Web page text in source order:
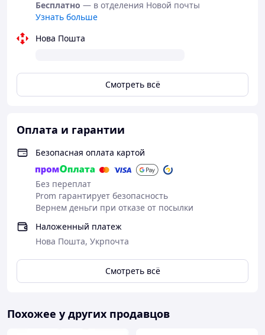
*Предоплата не требуется;
*Заказ можно оформить через
Viber/WhatsApp/Telegram
*Полная анонимность 100%.
Бесплатно — в отделения Новой почты
Узнать больше
Нова Пошта
Смотреть всё
Оплата и гарантии
Безопасная оплата картой
Без переплат
Prom гарантирует безопасность
Вернем деньги при отказе от посылки
Наложенный платеж
Нова Пошта, Укрпочта
Смотреть всё
Похожее у других продавцов